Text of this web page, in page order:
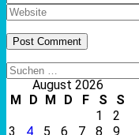
Suchen
nach:August 2026
M
D M D F S
S
1
2
3
4 5 6 7 8 9